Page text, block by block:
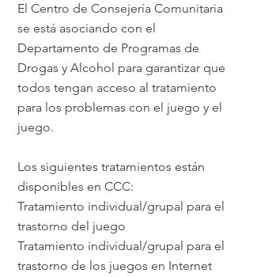
El Centro de Consejería Comunitaria
se está asociando con el
Departamento de Programas de
Drogas y Alcohol para garantizar que
todos tengan acceso al tratamiento
para los problemas con el juego y el
juego.
Los siguientes tratamientos están
disponibles en CCC:
Tratamiento individual/grupal para el
trastorno del juego
Tratamiento individual/grupal para el
trastorno de los juegos en Internet